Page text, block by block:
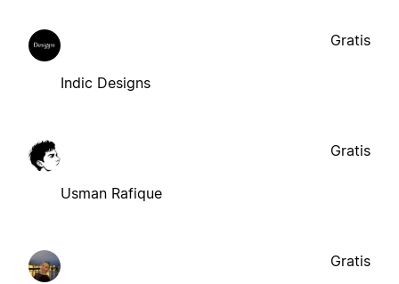
Indic Designs
Gratis
Usman Rafique
Gratis
Gratis